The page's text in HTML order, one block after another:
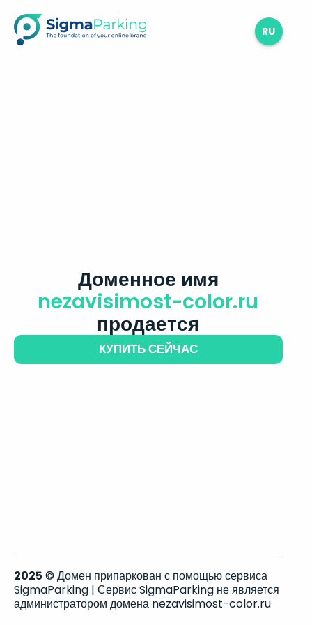
RU
Доменное имя
nezavisimost-color.ru
продается
КУПИТЬ СЕЙЧАС
2025 © Домен припаркован с помощью сервиса
SigmaParking | Сервис SigmaParking не является
администратором домена nezavisimost-color.ru